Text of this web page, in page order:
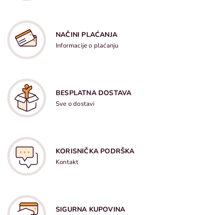
NAČINI PLAĆANJA
Informacije o plaćanju
BESPLATNA DOSTAVA
Sve o dostavi
KORISNIČKA PODRŠKA
Kontakt
SIGURNA KUPOVINA